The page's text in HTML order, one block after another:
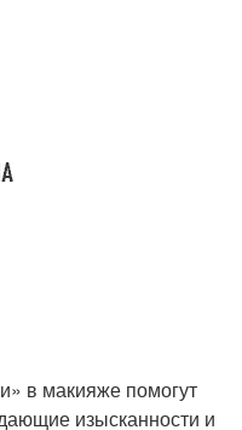
в макияже помогут
изысканности и